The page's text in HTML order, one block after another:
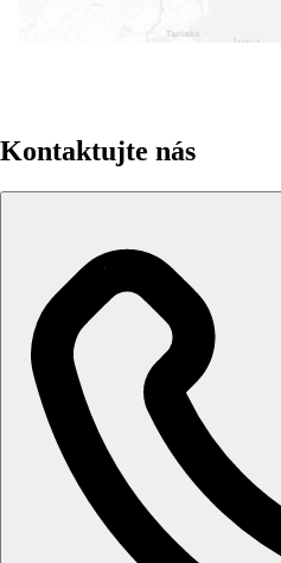
Leaflet
Kontaktujte nás